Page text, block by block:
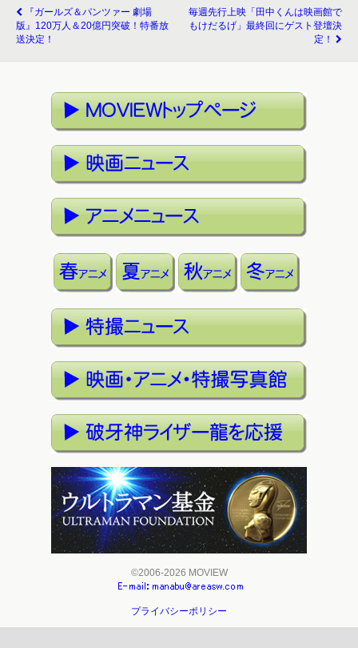
『ガールズ＆パンツァー 劇場
版』120万人＆20億円突破！特番放
送決定！
毎週先行上映「田中くんは映画館で
もけだるげ」最終回にゲスト登壇決
定！
©2006-2026 MOVIEW
プライバシーポリシー